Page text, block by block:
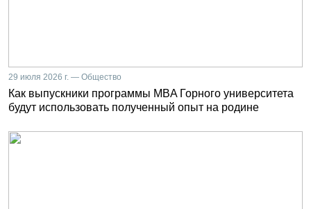
29 июля 2026 г. — Общество
Как выпускники программы MBA Горного университета
будут использовать полученный опыт на родине